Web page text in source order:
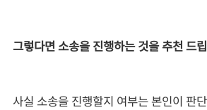
그렇다면 소송을 진행하는 것을 추천 드
사실 소송을 진행할지 여부는 본인이 판